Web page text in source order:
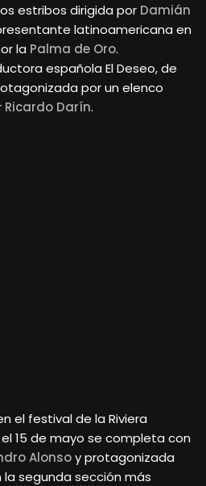
estribos dirigida por Damián
latinoamericana en
la Palma de Oro.
española El Deseo, de
por un elenco
Ricardo Darín.
el festival de la Riviera
15 de mayo se completa con
Alonsoy protagonizada
la segunda sección más